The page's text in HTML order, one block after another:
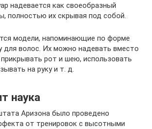
надевается как своеобразный
полностью их скрывая под собой.
модели, напоминающие по форме
для волос. Их можно надевать вместо
прикрывать рот и шею, использовать
на руку и т. д.
наука
Аризона было проведено
от тренировок с высотными